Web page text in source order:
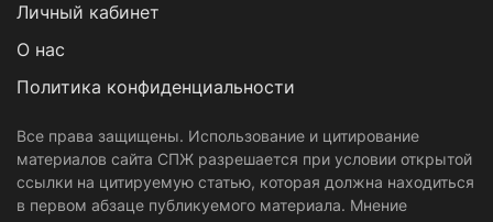
Личный кабинет
О нас
Политика конфиденциальности
Все права защищены. Использование и цитирование
материалов сайта СПЖ разрешается при условии открытой
ссылки на цитируемую статью, которая должна находиться
в первом абзаце публикуемого материала. Мнение